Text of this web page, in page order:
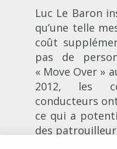
Luc Le Baron
qu’une telle
coût
pas de
« Move Over »
2012, les
conducteurs
ce qui a
des